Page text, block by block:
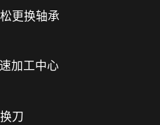
更换轴承
加工中心
刀